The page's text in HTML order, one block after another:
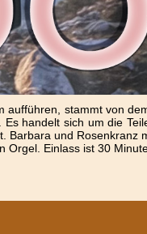
stammt von
handelt sich um die
und Rosenkranz
Orgel. Einlass ist 30